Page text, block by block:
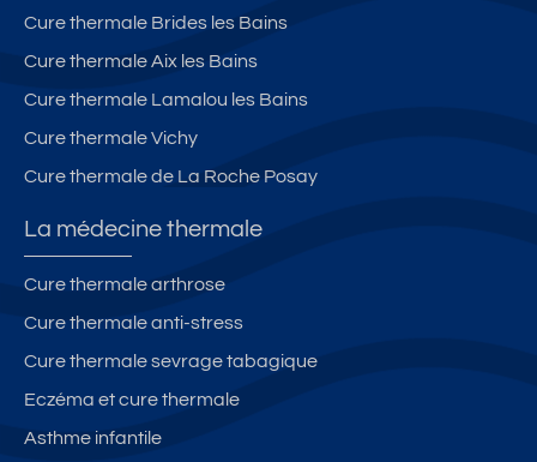
Cure thermale Brides les Bains
Cure thermale Aix les Bains
Cure thermale Lamalou les Bains
Cure thermale Vichy
Cure thermale de La Roche Posay
La médecine thermale
Cure thermale arthrose
Cure thermale anti-stress
Cure thermale sevrage tabagique
Eczéma et cure thermale
Asthme infantile